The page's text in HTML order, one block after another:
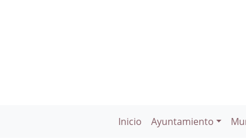
Inicio Ayuntamiento